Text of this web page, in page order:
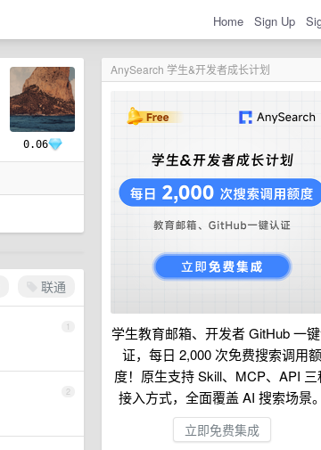
Home Sign Up
AnySearch 学生&开发者成长计划
学生教育邮箱、开发者 GitHub 一
证，每日 2,000 次免费搜索调用额
度！原生支持 Skill、MCP、API 三
接入方式，全面覆盖 AI 搜索场景。
立即免费集成
0.06
联通
1
2